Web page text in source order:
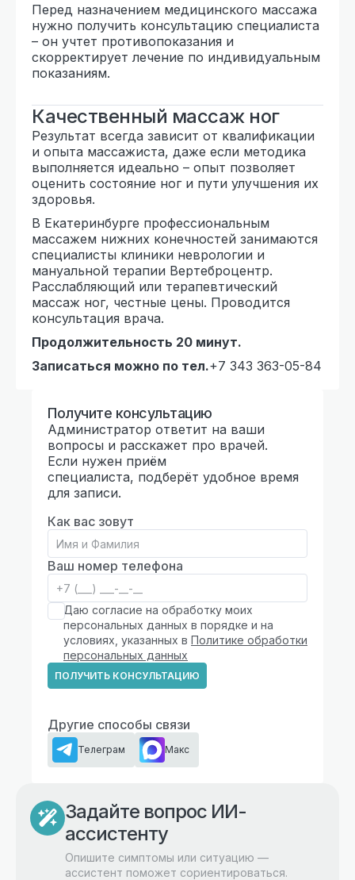
Перед назначением медицинского массажа
нужно получить консультацию специалиста
– он учтет противопоказания и
скорректирует лечение по индивидуальным
показаниям.
Качественный массаж ног
Результат всегда зависит от квалификации
и опыта массажиста, даже если методика
выполняется идеально – опыт позволяет
оценить состояние ног и пути улучшения их
здоровья.
В Екатеринбурге профессиональным
массажем нижних конечностей занимаются
специалисты клиники неврологии и
мануальной терапии Вертеброцентр.
Расслабляющий или терапевтический
массаж ног, честные цены. Проводится
консультация врача.
Продолжительность 20 минут.
Записаться можно по тел.+7 343 363-05-84
Получите консультацию
Администратор ответит на ваши
вопросы и расскажет про врачей.
Если нужен приём
специалиста, подберёт удобное время
для записи.
Как вас зовут
Ваш номер телефона
Даю согласие на обработку моих
персональных данных в порядке и на
условиях, указанных в Политике обработки
персональных данных
ПОЛУЧИТЬ КОНСУЛЬТАЦИЮ
Другие способы связи
Телеграм Макс
Задайте вопрос ИИ-
ассистенту
Опишите симптомы или ситуацию —
ассистент поможет сориентироваться.